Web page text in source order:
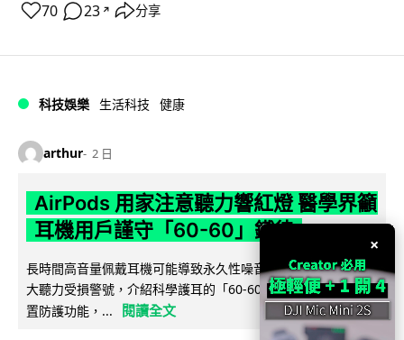
70 23 ↗ 分享
科技娛樂 生活科技 健康
arthur 2 日
AirPods 用家注意聽力響紅燈 醫學界籲
耳機用戶謹守「60-60」鐵律
長時間高音量佩戴耳機可能導致永久性噪音性聽損。本文盤點 4
大聽力受損警號，介紹科學護耳的「60-60 原則」及 Apple 內
置防護功能，...
閱讀全文
×